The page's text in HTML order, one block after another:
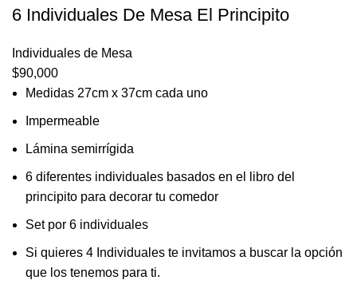
6 Individuales De Mesa El Principito
Individuales de Mesa
$90,000
Medidas 27cm x 37cm cada uno
Impermeable
Lámina semirrígida
6 diferentes individuales basados en el libro del
principito para decorar tu comedor
Set por 6 individuales
Si quieres 4 Individuales te invitamos a buscar la opción
que los tenemos para ti.